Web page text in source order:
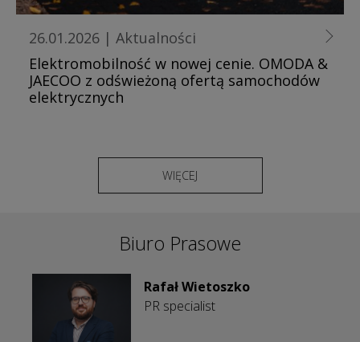
26.01.2026 | Aktualności
Elektromobilność w nowej cenie. OMODA &
JAECOO z odświeżoną ofertą samochodów
elektrycznych
WIĘCEJ
Biuro Prasowe
Rafał Wietoszko
PR specialist